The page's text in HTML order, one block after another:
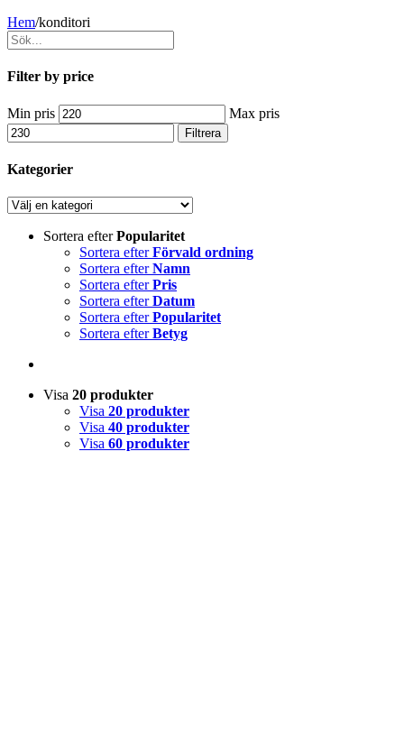
Hem/konditori
Filter by price
Min pris Max pris
Filtrera
Kategorier
Sortera efterPopularitet
Sortera efterFörvald ordning
Sortera efterNamn
Sortera efterPris
Sortera efterDatum
Sortera efterPopularitet
Sortera efterBetyg
Visa 20 produkter
Visa 20 produkter
Visa 40 produkter
Visa 60 produkter